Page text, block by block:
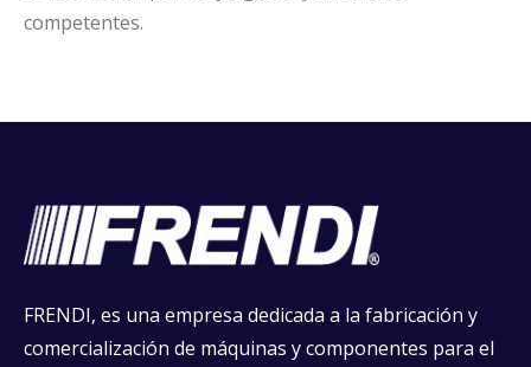
competentes.
FRENDI, es una empresa dedicada a la fabricación y
comercialización de máquinas y componentes para el